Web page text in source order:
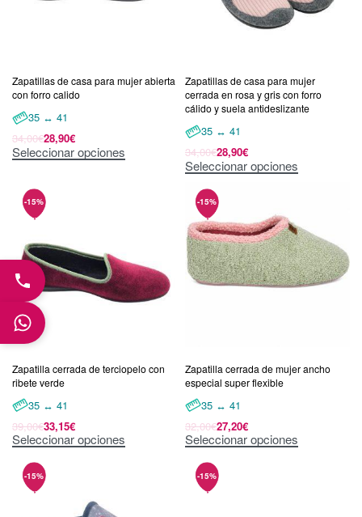
Zapatillas de casa para mujer abierta
con forro calido
35 ↔ 41
34,00€28,90€
Seleccionar opciones
Zapatillas de casa para mujer
cerrada en rosa y gris con forro
cálido y suela antideslizante
35 ↔ 41
34,00€28,90€
Seleccionar opciones
Zapatilla cerrada de terciopelo con
ribete verde
35 ↔ 41
39,00€33,15€
Seleccionar opciones
Zapatilla cerrada de mujer ancho
especial super flexible
35 ↔ 41
32,00€27,20€
Seleccionar opciones